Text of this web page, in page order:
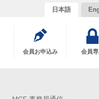
日本語
会員お申込み 会員専